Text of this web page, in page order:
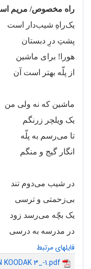
راه مخصوص/ مریم
یکراهِ شیبدار است
پشتِ درِ دبستان
هورا! برای ماشین
از پلّه بهتر است آن
ماشین که نه ولی من
یک ویلچر زرنگم
تا میرسم به پلّه
انگار گیج و منگم
در شیب میدوم تند
بیزحمتی و ترسی
یک بچّه میرسد زود
در مدرسه به درسی
فایلهای مرتبط
3_-1.pdf